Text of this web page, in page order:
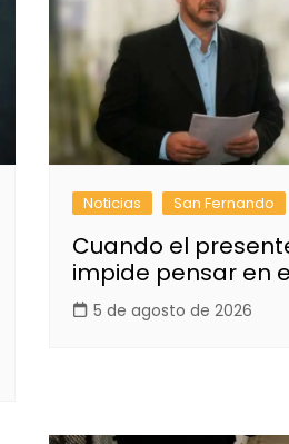
Noticias San Fernando
Cuando el
impide pensar en
5 de agosto de 2026